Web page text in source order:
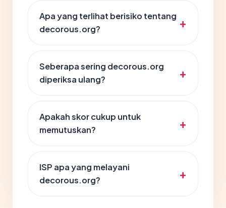
Apa yang terlihat berisiko tentang
decorous.org?
Seberapa sering decorous.org
diperiksa ulang?
Apakah skor cukup untuk
memutuskan?
ISP apa yang melayani
decorous.org?